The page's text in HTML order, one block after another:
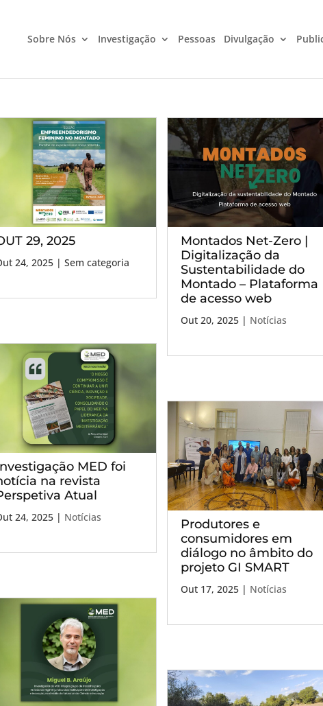
Sobre Nós Investigação Pessoas Divulgação
29, 2025
24, 2025| Sem categoria
MED foi
na revista
Atual
24, 2025| Notícias
Montados Net-Zero |
Digitalização da
Sustentabilidade do
Montado – Plataforma
de acesso web
Out 20, 2025| Notícias
Produtores e
consumidores em
diálogo no âmbito do
projeto GI SMART
Out 17, 2025| Notícias